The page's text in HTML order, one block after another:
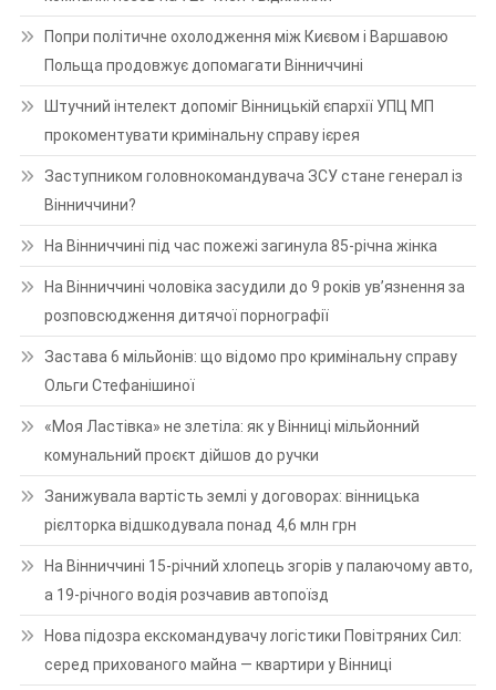
Попри політичне охолодження між Києвом і Варшавою
Польща продовжує допомагати Вінниччині
Штучний інтелект допоміг Вінницькій єпархії УПЦ МП
прокоментувати кримінальну справу ієрея
Заступником головнокомандувача ЗСУ стане генерал із
Вінниччини?
На Вінниччині під час пожежі загинула 85-річна жінка
На Вінниччині чоловіка засудили до 9 років ув’язнення за
розповсюдження дитячої порнографії
Застава 6 мільйонів: що відомо про кримінальну справу
Ольги Стефанішиної
«Моя Ластівка» не злетіла: як у Вінниці мільйонний
комунальний проєкт дійшов до ручки
Занижувала вартість землі у договорах: вінницька
рієлторка відшкодувала понад 4,6 млн грн
На Вінниччині 15-річний хлопець згорів у палаючому авто,
а 19-річного водія розчавив автопоїзд
Нова підозра екскомандувачу логістики Повітряних Сил:
серед прихованого майна — квартири у Вінниці